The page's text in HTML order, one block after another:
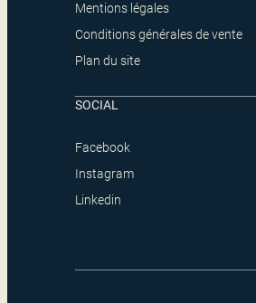
Mentions légales
Conditions générales de vente
Plan du site
SOCIAL
Facebook
Instagram
Linkedin